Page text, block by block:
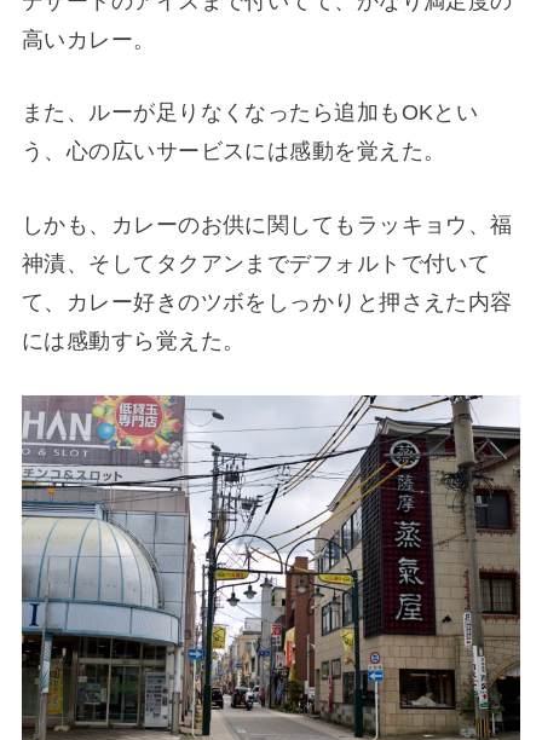
高いカレー。
また、ルーが足りなくなったら追加もOKとい
う、心の広いサービスには感動を覚えた。
しかも、カレーのお供に関してもラッキョウ、福
神漬、そしてタクアンまでデフォルトで付いて
て、カレー好きのツボをしっかりと押さえた内容
には感動すら覚えた。